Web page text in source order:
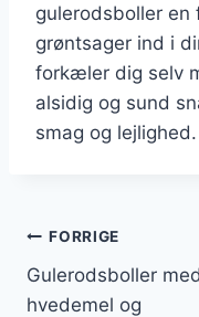
gulerodsboller
grøntsager ind i
forkæler dig selv
alsidig og sund
smag og lejlighed.
FORRIGE
Gulerodsboller med
hvedemel og